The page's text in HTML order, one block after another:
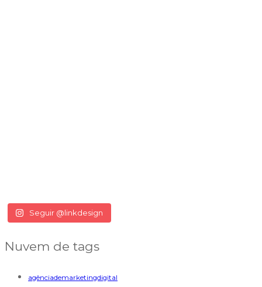
Seguir @linkdesign
Nuvem de tags
agênciademarketingdigital